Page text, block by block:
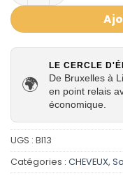
🌍
LE CERCLE
De Bruxelles à
en point relais
économique.
UGS : BI13
Catégories : CHEVEUX,